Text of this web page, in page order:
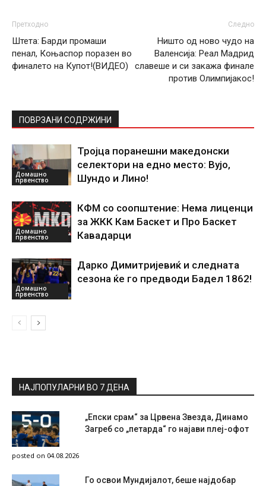
Претходно
Штета: Барди промаши
пенал, Коњаспор поразен во
финалето на Купот!(ВИДЕО)
Следно
Ништо од ново чудо на
Валенсија: Реал Мадрид
славеше и си закажа финале
против Олимпијакос!
ПОВРЗАНИ СОДРЖИНИ
Домашно
првенство
Тројца поранешни македонски
селектори на едно место: Вујо,
Шундо и Лино!
Домашно
првенство
КФМ со соопштение: Нема лиценци
за ЖКК Кам Баскет и Про Баскет
Кавадарци
Домашно
првенство
Дарко Димитријевиќ и следната
сезона ќе го предводи Бадел 1862!
НАЈПОПУЛАРНИ ВО 7 ДЕНА
„Епски срам“ за Црвена Звезда, Динамо
Загреб со „петарда“ го најави плеј-офот
posted on 04.08.2026
Го освои Мундијалот, беше најдобар